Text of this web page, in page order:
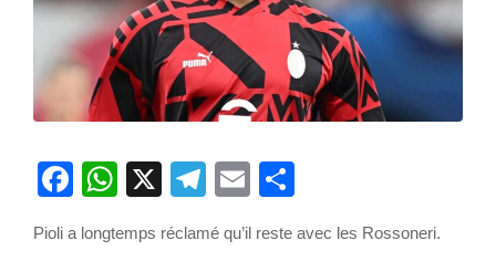
Facebook
WhatsApp
X Telegram
Email
Pioli a longtemps réclamé qu’il reste avec les Rossoneri.